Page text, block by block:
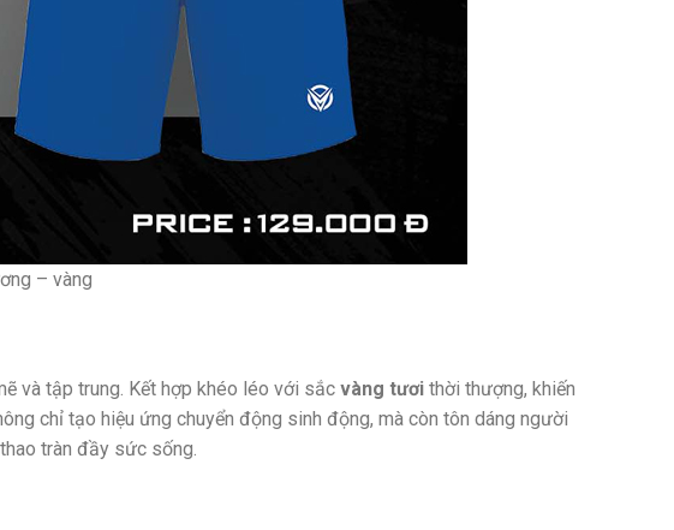
– vàng
và tập trung. Kết hợp khéo léo với sắc vàng tươi thời thượng, khiến
chỉ tạo hiệu ứng chuyển động sinh động, mà còn tôn dáng người
tràn đầy sức sống.